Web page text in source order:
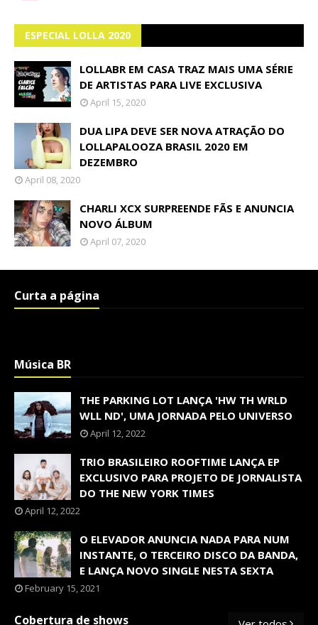
ESPECIAL LOLLA 2020
LOLLABR EM CASA TRAZ MAIS UMA SÉRIE
DE ARTISTAS PARA LIVE EXCLUSIVA
April 15, 2020
DUA LIPA DEVE SER NOVA ATRAÇÃO DO
LOLLAPALOOZA BRASIL 2020 EM
DEZEMBRO
April 08, 2020
CHARLI XCX SURPREENDE FÃS E ANUNCIA
NOVO ÁLBUM
April 07, 2020
Curta a página
Música BR
THE PARKING LOT LANÇA 'HW TH WRLD
WLL ND', UMA JORNADA PELO UNIVERSO
April 12, 2022
TRIO BRASILEIRO ROOFTIME LANÇA EP
EXCLUSIVO PARA PROJETO DE JORNALISTA
DO THE NEW YORK TIMES
April 12, 2022
O ELEVADOR ANUNCIA NADA PARA NUM
INSTANTE, O TERCEIRO DISCO DA BANDA,
E LANÇA NOVO SINGLE NESTA SEXTA
February 15, 2021
Cobertura de shows